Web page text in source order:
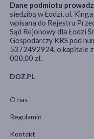
DOZ.PL
O nas
Regulamin
Kontakt
Dane podmiotu
siedzibą w Łodzi, ul.
wpisana do Rejestru
Sąd Rejonowy dla Łodzi
Gospodarczy KRS pod
5372492924, o kapitale
000,00 zł.